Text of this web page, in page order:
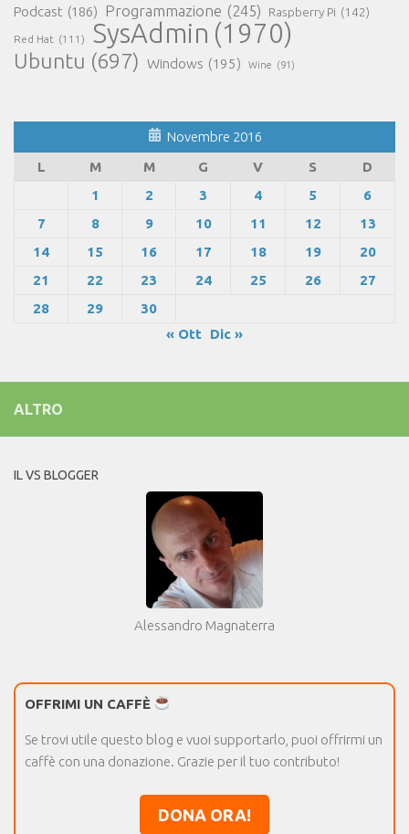
Podcast (186) Programmazione (245) Raspberry Pi (142)
Red Hat (111) SysAdmin (1970)
Ubuntu (697) Windows (195) Wine (91)
Novembre 2016
L
M M G V S
D
1
2 3 4 5
6
7
8 9 10 11 12
13
14
15 16 17 18 19
20
21
22 23 24 25 26
27
28
29
30
« Ott
Dic »
ALTRO
IL VS BLOGGER
Alessandro Magnaterra
OFFRIMI UN CAFFÈ
Se trovi utile questo blog e vuoi supportarlo, puoi offrirmi un
caffè con una donazione. Grazie per il tuo contributo!
DONA ORA!